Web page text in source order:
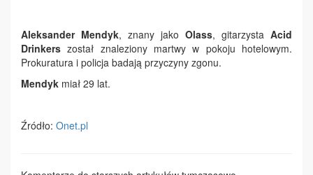
Aleksander Mendyk, znany jako Olass, gitarzysta Acid
Drinkers został znaleziony martwy w pokoju hotelowym.
Prokuratura i policja badają przyczyny zgonu.
Mendyk miał 29 lat.
Źródło: Onet.pl